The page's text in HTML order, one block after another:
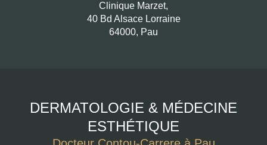
Clinique Marzet,
40 Bd Alsace Lorraine
64000, Pau
DERMATOLOGIE & MÉDECINE
ESTHÉTIQUE